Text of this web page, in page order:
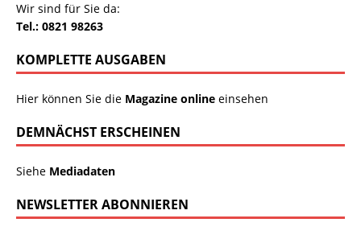
Wir sind für Sie da:
Tel.: 0821 98263
KOMPLETTE AUSGABEN
Hier können Sie die Magazine online einsehen
DEMNÄCHST ERSCHEINEN
Siehe Mediadaten
NEWSLETTER ABONNIEREN